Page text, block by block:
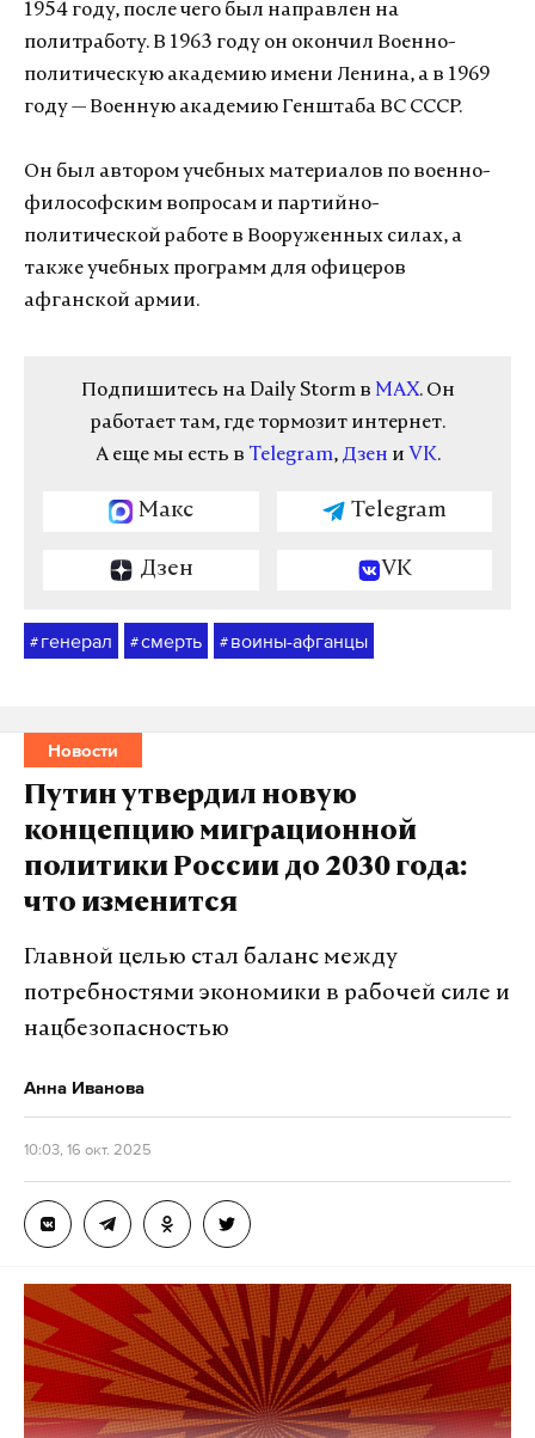
1954 году, после чего был направлен на
политработу. В 1963 году он окончил Военно-
политическую академию имени Ленина, а в 1969
году — Военную академию Генштаба ВС СССР.
Он был автором учебных материалов по военно-
философским вопросам и партийно-
политической работе в Вооруженных силах, а
также учебных программ для офицеров
афганской армии.
Подпишитесь на Daily Storm в MAX. Он
работает там, где тормозит интернет.
А еще мы есть в Telegram, Дзен и VK.
Макс Telegram
Дзен VK
# генерал #смерть # воины-афганцы
Новости
Путин утвердил новую
концепцию миграционной
политики России до 2030 года:
что изменится
Главной целью стал баланс между
потребностями экономики в рабочей силе и
нацбезопасностью
Анна Иванова
10:03, 16 окт. 2025